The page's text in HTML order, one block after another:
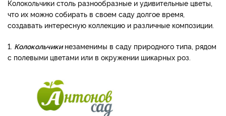
Колокольчики столь разнообразные и удивительные цветы,
что их можно собирать в своем саду долгое время,
создавать интересную коллекцию и различные композиции.
1. Колокольчикинезаменимы в саду природного типа, рядом
с полевыми цветами или в окружении шикарных роз.